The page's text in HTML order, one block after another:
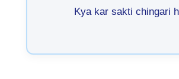
Kya kar sakti chingari